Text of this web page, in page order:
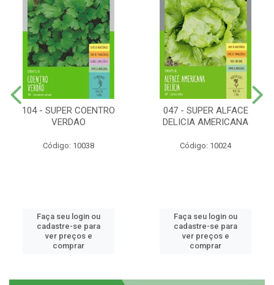
104 - SUPER COENTRO
VERDAO
Código: 10038
Faça seu login ou
cadastre-se para
ver preços e
comprar
047 - SUPER ALFACE
DELICIA AMERICANA
Código: 10024
Faça seu login ou
cadastre-se para
ver preços e
comprar